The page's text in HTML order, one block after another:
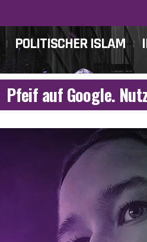
POLITISCHER ISLAM
Pfeif auf Google.